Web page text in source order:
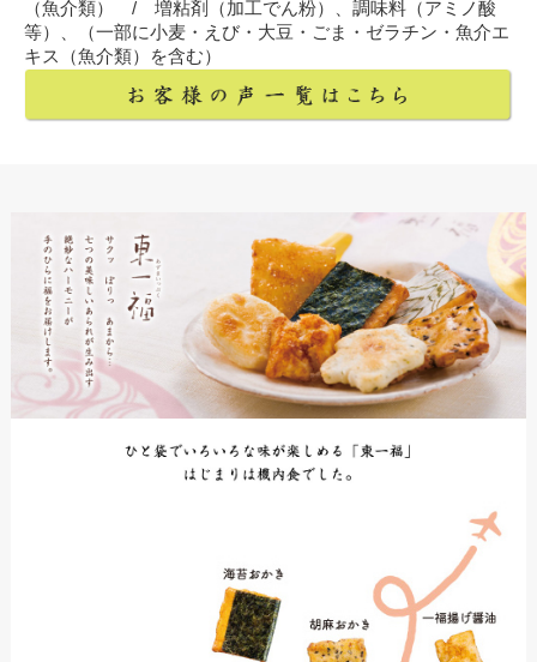
（魚介類） / 増粘剤（加工でん粉）、調味料（アミノ酸
等）、（一部に小麦・えび・大豆・ごま・ゼラチン・魚介エ
キス（魚介類）を含む）